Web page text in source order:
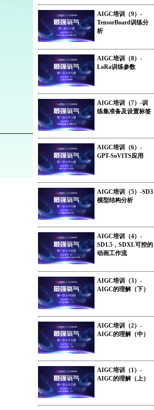
中心副主任、先后担任上海盛易
达、沈阳河马、大连乾豪、无锡广
新影视、上海卡通派、无锡好莱坞
影业等公司导演、监制。 参与制作
电影：《可可的魔伞》《极地营
救》《龙虎门》、《Anglera
Hunter》（澳大利亚）；广告：五
粮神、丁家宜、玉立、海尔、旁氏
V、ChannelYoung、河南台生活频
道、深圳台等。 指导拍摄：包括沈
阳台2007年贺岁片、舒利亚、优清
火茶、蒙牛新鲜果园等。 策划执导
动画片：《虫虫屋》、《木头
村》、《战国智多星》、《星星
村》、《折纸小兵》等。
AIGC培训（9）-
TensorBoard训练分
析
AIGC培训（8）-
LoRa训练参数
AIGC培训（7）-训
练集准备及设置标签
AIGC培训（6）-
GPT-SoVITS应用
AIGC培训（5）-SD3
模型结构分析
AIGC培训（4）-
SD1.5，SDXL可控的
动画工作流
AIGC培训（3）-
AIGC的理解（下）
AIGC培训（2）-
AIGC的理解（中）
AIGC培训（1）-
AIGC的理解（上）